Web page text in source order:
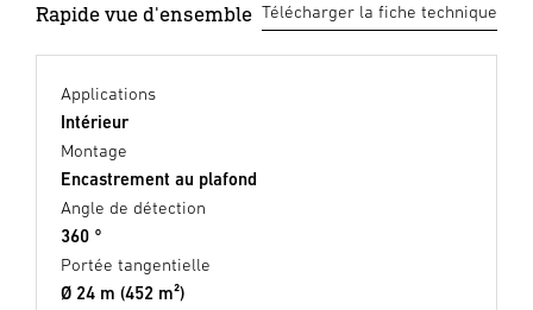
Rapide vue d'ensemble Télécharger la fiche technique
Applications
Intérieur
Montage
Encastrement au plafond
Angle de détection
360 °
Portée tangentielle
Ø 24 m (452 m²)